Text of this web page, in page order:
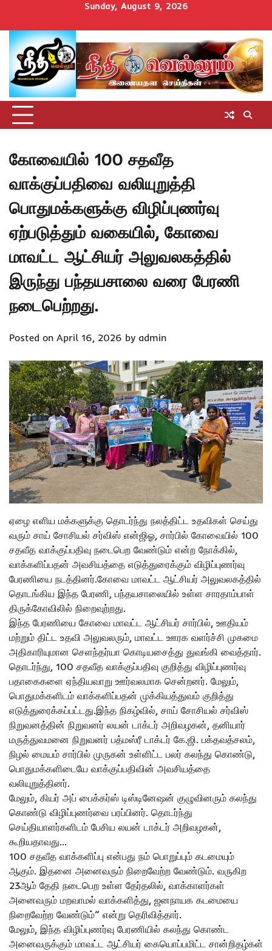
content
Sunday, August 9, 2026
Homeசெய்திகள்
தமிழ்நாடுமாவட்டச்செய்திகள்
அரசியல்ஆன்மிகம்
சட்டம்
அறிவோம்
சினிமாUncategorized
கோவையில் 100 சதவீத
வாக்குப்பதிவை வலியுறுத்தி
பொதுமக்களுக்கு விழிப்புணர்வு
ஏற்படுத்தும் வகையில், கோவை
மாவட்ட ஆட்சியர் அலுவலகத்தில்
இருந்து பந்தயசாலை வரை பேரணி
நடைபெற்றது.
Posted on April 16, 2026 by admin
ஏழை எளிய மக்களுக்கு தொடர்ந்து நலத்திட்ட உதவிகள் செய்து
வரும் சாய் சோசியல் சர்விஸ் என்ஜிஓ, சார்பில் கோவையில் 100
சதவீத வாக்குப்பதிவு நடைபெற வேண்டும் என்ற நோக்கில்,
வாக்களிப்பதன் அவசியத்தை எடுத்துரைக்கும் விழிப்புணர்வு
பேரணியை நடத்தினர்.கோவை மாவட்ட ஆட்சியர் அலுவலகத்தில்
தொடங்கிய இந்த பேரணி, பந்தயசாலையில் உள்ள சாரதாம்பாள்
திருக்கோவிலில் நிறைவுற்றது.
இந்த பேரணியை கோவை மாவட்ட ஆட்சியர் சார்பில், ஊதியம்
மற்றும் திட்ட உதவி அலுவலரும், மாவட்ட ஊரக வளர்ச்சி முகமை
அதிகாரியுமான செளந்தர்யா கொடியசைத்து துவங்கி வைத்தார்.
தொடர்ந்து, 100 சதவீத வாக்குப்பதிவு குறித்து விழிப்புணர்வு
பதாகைகளை ஏந்தியவாறு ஊர்வலமாக சென்றனர். மேலும்,
பொதுமக்களிடம் வாக்களிப்பதன் முக்கியத்துவம் குறித்து
எடுத்துரைக்கப்பட்டது.இந்த நிகழ்வில், சாய் சோசியல் சர்விஸ்
நிறுவனத்தின் நிறுவனர் லயன் டாக்டர் அறிவழகன், தனியார்
மருத்துவமனை நிறுவனர் பத்மஸ்ரீ டாக்டர் கே.ஜி. பக்தவத்சலம்,
நிழல் மையம் சார்பில் முருகன் உள்ளிட்ட பலர் கலந்து கொண்டு,
பொதுமக்களிடையே வாக்குப்பதிவின் அவசியத்தை
வலியுறுத்தினர்.
மேலும், கியர் அப் பைக்கர்ஸ் டிஸ்டினேஷன் குழுவினரும் கலந்து
கொண்டு விழிப்புணர்வை பரப்பினர். தொடர்ந்து
செய்தியாளர்களிடம் பேசிய லயன் டாக்டர் அறிவழகன்,
கூறியதாவது…
100 சதவீத வாக்களிப்பு என்பது நம் பொறுப்பும் கடமையும்
ஆகும். இதனை அனைவரும் நிறைவேற்ற வேண்டும். வருகிற
23ஆம் தேதி நடைபெற உள்ள தேர்தலில், வாக்காளர்கள்
அனைவரும் மறவாமல் வாக்களித்து, ஜனநாயக கடமையை
நிறைவேற்ற வேண்டும்” என்று தெரிவித்தார்.
மேலும், இந்த விழிப்புணர்வு பேரணியில் கலந்து கொண்ட
அனைவருக்கும் மாவட்ட ஆட்சியர் கையொப்பமிட்ட சான்றிதழ்கள்